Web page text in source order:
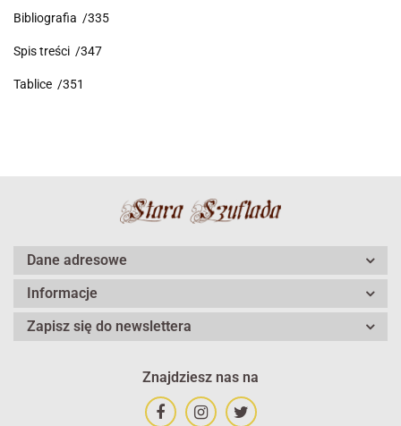
Bibliografia /335
Spis treści /347
Tablice /351
Dane adresowe
Informacje
Zapisz się do newslettera
Znajdziesz nas na